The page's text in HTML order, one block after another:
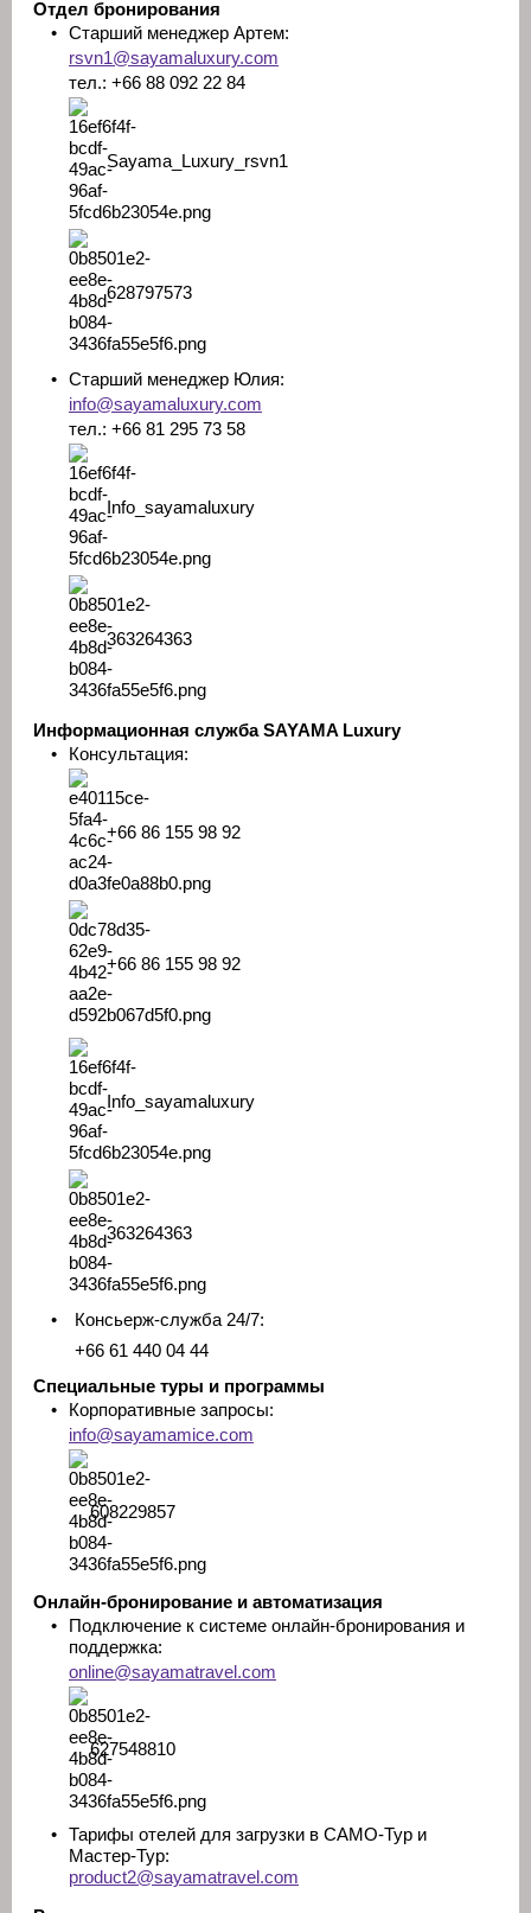
Отдел бронирования
• Старший менеджер Артем:
rsvn1@sayamaluxury.com
тел.: +66 88 092 22 84
Sayama_Luxury_rsvn1
628797573
• Старший менеджер Юлия:
info@sayamaluxury.com
тел.: +66 81 295 73 58
Info_sayamaluxury
363264363
Информационная служба SAYAMA Luxury
•
Консультация:
+66 86 155 98 92
+66 86 155 98 92
Info_sayamaluxury
363264363
•
Консьерж-служба 24/7:
+66 61 440 04 44
Специальные туры и программы
•
Корпоративные запросы:
info@sayamamice.com
608229857
Онлайн-бронирование и автоматизация
•
Подключение к системе онлайн-бронирования и
поддержка:
online@sayamatravel.com
627548810
• Тарифы отелей для загрузки в САМО-Тур и
Мастер-Тур:
product2@sayamatravel.com